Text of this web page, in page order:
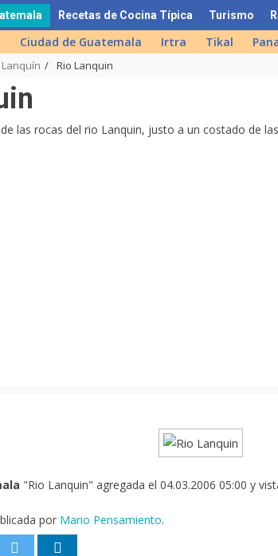
Recetas de Cocina Típica Turismo
Ciudad de Guatemala Irtra Tikal
Lanquín Rio Lanquin
las rocas del rio Lanquin, justo a un costado de
"Rio Lanquin" agregada el 04.03.2006 05:00 y
por Mario Pensamiento.